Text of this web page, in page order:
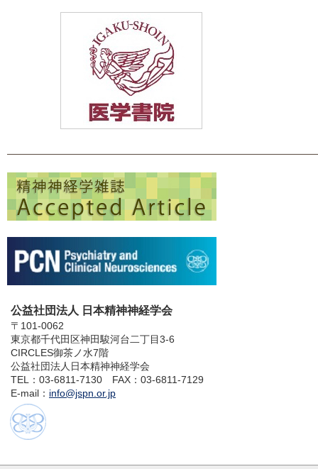
公益社団法人 日本精神神経学会
〒101-0062
東京都千代田区神田駿河台二丁目3-6
CIRCLES御茶ノ水7階
公益社団法人日本精神神経学会
TEL：03-6811-7130 FAX：03-6811-7129
E-mail： info@jspn.or.jp